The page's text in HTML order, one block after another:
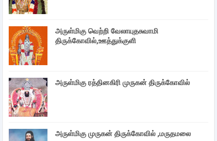
அருள்மிகு வெற்றி வேலாயுதசுவாமி
திருக்கோவில்,ஊத்துக்குளி
அருள்மிகு ரத்தினகிரி முருகன் திருக்கோவில்
அருள்மிகு முருகன் திருக்கோவில் ,மருதமலை